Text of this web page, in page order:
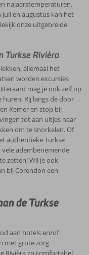
najaarstemperaturen.
en augustus kan het
onze uitgebreide
Turkse Rivièra
allemaal het
worden excursies
mag je ook zelf op
Rij langs de door
Kemer en stop bij
tot aan uitjes naar
om te snorkelen. Of
authentieke Turkse
adembenemende
zetten! Wil je ook
bij Corendon een
de Turkse
aan hotels en/of
met grote zorg
Rivièra zo comfortabel